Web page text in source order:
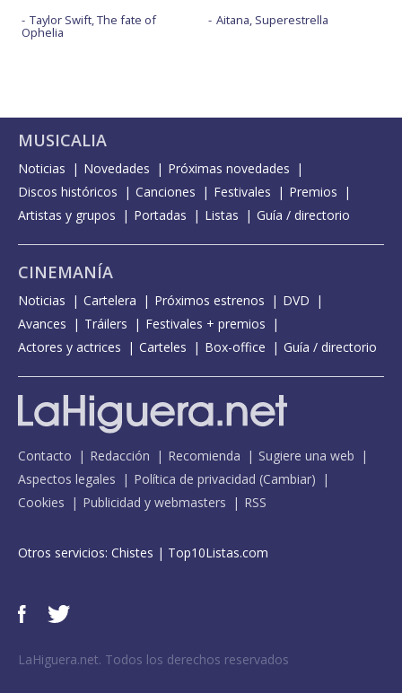
Taylor Swift, The fate of
Ophelia
Aitana, Superestrella
MUSICALIA
Noticias Novedades
Próximas novedades
Discos históricos
Canciones Festivales
Premios
Artistas y grupos
Portadas Listas Guía / directorio
CINEMANÍA
Noticias Cartelera Próximos estrenos
DVD
Avances
Tráilers
Festivales + premios
Actores y actrices
Carteles Box-office Guía / directorio
Contacto Redacción Recomienda
Sugiere una web
Aspectos legales
Política de privacidad (Cambiar)
Cookies
Publicidad y webmasters RSS
Otros servicios: Chistes | Top10Listas.com
LaHiguera.net. Todos los derechos reservados